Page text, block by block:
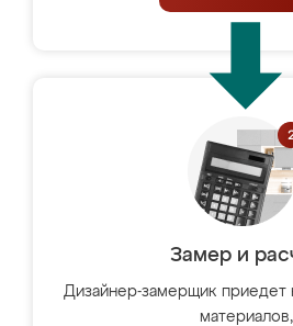
Замер и
Дизайнер-замерщик приедет
материалов,